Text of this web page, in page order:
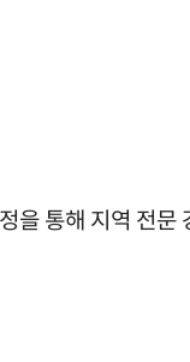
통해 지역 전